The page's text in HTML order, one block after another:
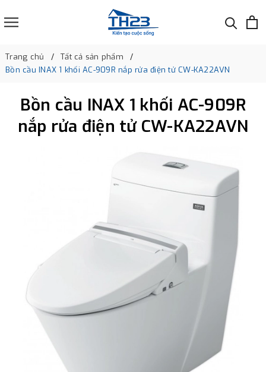
Trang chủ
Tất cả sản phẩm
Bồn cầu INAX 1 khối AC-909R nắp rửa điện tử CW-KA22AVN
Bồn cầu INAX 1 khối AC-909R
nắp rửa điện tử CW-KA22AVN